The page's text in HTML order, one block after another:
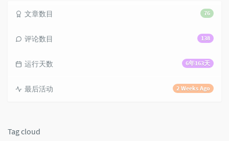
76
文章数目
138
评论数目
6年163天
运行天数
2 Weeks Ago
最后活动
Tag cloud